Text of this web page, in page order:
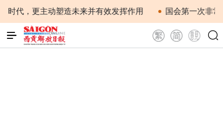
代，更主动塑造未来并有效发挥作用 国会第一次非常